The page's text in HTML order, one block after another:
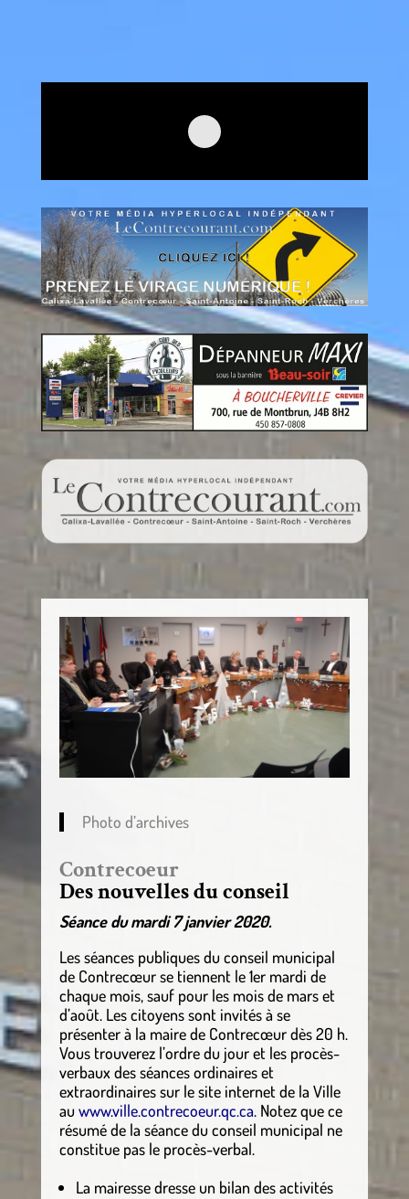
Photo d’archives
Contrecoeur
Des nouvelles du conseil
Séance du mardi 7 janvier 2020.
Les séances publiques du conseil municipal
de Contrecœur se tiennent le 1er mardi de
chaque mois, sauf pour les mois de mars et
d’août. Les citoyens sont invités à se
présenter à la maire de Contrecœur dès 20 h.
Vous trouverez l’ordre du jour et les procès-
verbaux des séances ordinaires et
extraordinaires sur le site internet de la Ville
au www.ville.contrecoeur.qc.ca. Notez que ce
résumé de la séance du conseil municipal ne
constitue pas le procès-verbal.
La mairesse dresse un bilan des activités